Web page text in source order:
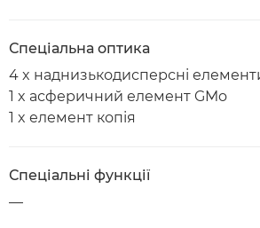
Спеціальна оптика
4 x наднизькодисперсні
1 x асферичний елемент GMo
1 x елемент копія
Спеціальні функції
—